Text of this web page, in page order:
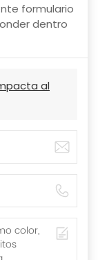
formulario
dentro
al